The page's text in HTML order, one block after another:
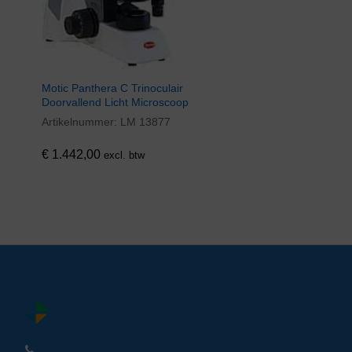
Motic Panthera C Trinoculair
Doorvallend Licht Microscoop
Artikelnummer: LM 13877
€ 1.442,00 excl. btw